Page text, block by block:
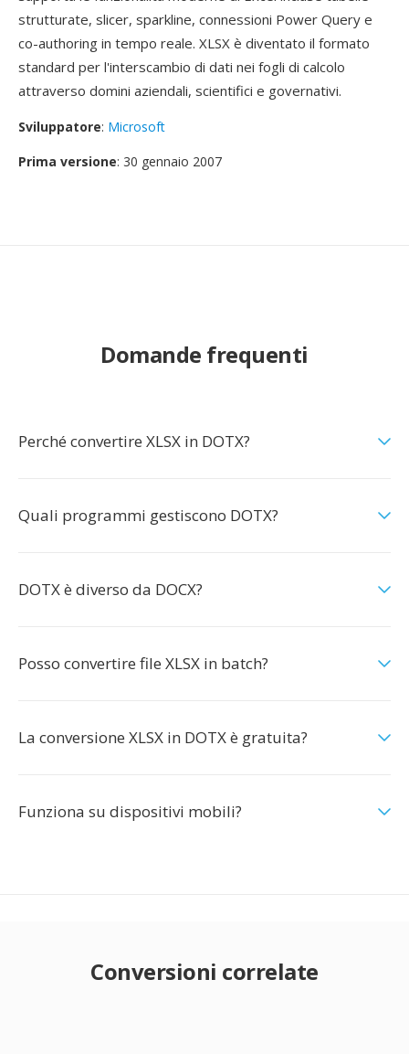
strutturate, slicer, sparkline, connessioni Power Query e
co-authoring in tempo reale. XLSX è diventato il formato
standard per l'interscambio di dati nei fogli di calcolo
attraverso domini aziendali, scientifici e governativi.
Sviluppatore: Microsoft
Prima versione: 30 gennaio 2007
Domande frequenti
Perché convertire XLSX in DOTX?
Quali programmi gestiscono DOTX?
DOTX è diverso da DOCX?
Posso convertire file XLSX in batch?
La conversione XLSX in DOTX è gratuita?
Funziona su dispositivi mobili?
Conversioni correlate